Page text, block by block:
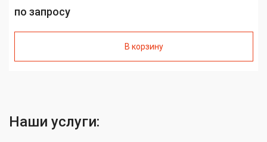
по запросу
В корзину
Наши услуги: